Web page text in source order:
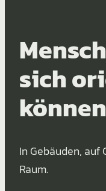
sich
In Gebäuden,
Raum.